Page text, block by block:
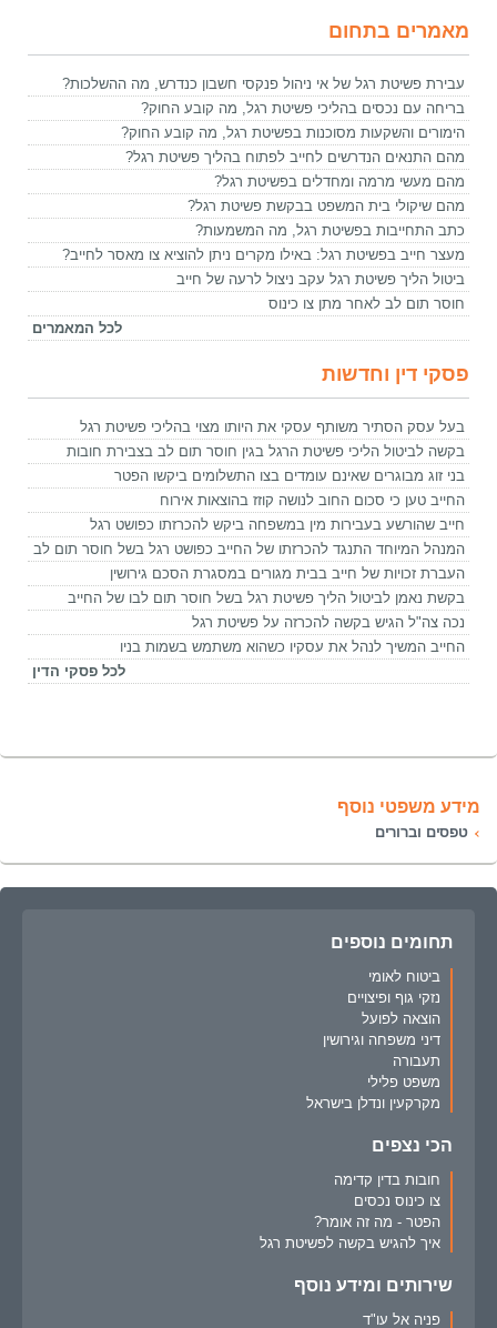
מאמרים בתחום
עבירת פשיטת רגל של אי ניהול פנקסי חשבון כנדרש, מה ההשלכות?
בריחה עם נכסים בהליכי פשיטת רגל, מה קובע החוק?
הימורים והשקעות מסוכנות בפשיטת רגל, מה קובע החוק?
מהם התנאים הנדרשים לחייב לפתוח בהליך פשיטת רגל?
מהם מעשי מרמה ומחדלים בפשיטת רגל?
מהם שיקולי בית המשפט בבקשת פשיטת רגל?
כתב התחייבות בפשיטת רגל, מה המשמעות?
מעצר חייב בפשיטת רגל: באילו מקרים ניתן להוציא צו מאסר לחייב?
ביטול הליך פשיטת רגל עקב ניצול לרעה של חייב
חוסר תום לב לאחר מתן צו כינוס
לכל המאמרים
פסקי דין וחדשות
בעל עסק הסתיר משותף עסקי את היותו מצוי בהליכי פשיטת רגל
בקשה לביטול הליכי פשיטת הרגל בגין חוסר תום לב בצבירת חובות
בני זוג מבוגרים שאינם עומדים בצו התשלומים ביקשו הפטר
החייב טען כי סכום החוב לנושה קוזז בהוצאות אירוח
חייב שהורשע בעבירות מין במשפחה ביקש להכרזתו כפושט רגל
המנהל המיוחד התנגד להכרזתו של החייב כפושט רגל בשל חוסר תום לב
העברת זכויות של חייב בבית מגורים במסגרת הסכם גירושין
בקשת נאמן לביטול הליך פשיטת רגל בשל חוסר תום לבו של החייב
נכה צה"ל הגיש בקשה להכרזה על פשיטת רגל
החייב המשיך לנהל את עסקיו כשהוא משתמש בשמות בניו
לכל פסקי הדין
מידע משפטי נוסף
טפסים וברורים
תחומים נוספים
ביטוח לאומי
נזקי גוף ופיצויים
הוצאה לפועל
דיני משפחה וגירושין
תעבורה
משפט פלילי
מקרקעין ונדלן בישראל
הכי נצפים
חובות בדין קדימה
צו כינוס נכסים
הפטר - מה זה אומר?
איך להגיש בקשה לפשיטת רגל
שירותים ומידע נוסף
פניה אל עו"ד